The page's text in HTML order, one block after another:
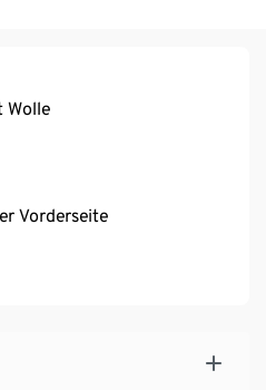
Wolle
Vorderseite
perfekter Sitz, hoher